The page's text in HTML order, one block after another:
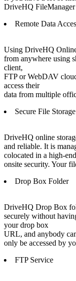
DriveHQ FileManager
Remote Data
Using DriveHQ
from anywhere using
client,
FTP or WebDAV
access their
data from multiple
Secure File Storage
DriveHQ online
and reliable. It is
colocated in a high-
onsite security. Your
Drop Box Folder
DriveHQ Drop Box
securely without
your drop box
URL, and anybody
only be accessed by
FTP Service